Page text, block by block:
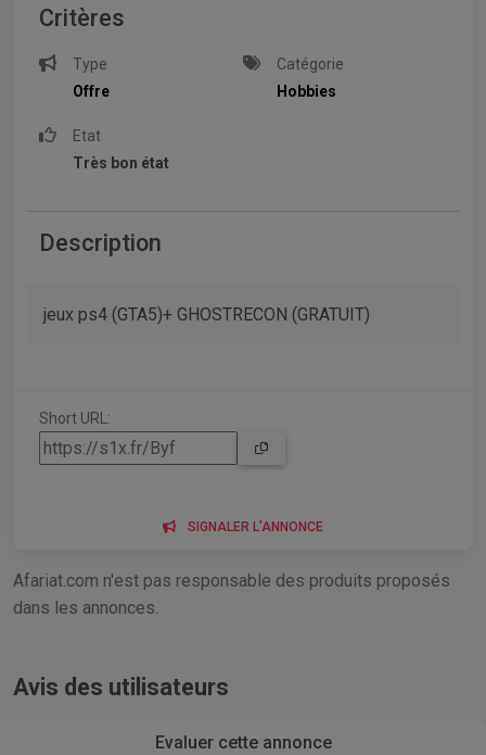
Critères
Type
Offre
Catégorie
Hobbies
Etat
Très bon état
Description
jeux ps4 (GTA5)+ GHOSTRECON (GRATUIT)
Short URL:
SIGNALER L'ANNONCE
Afariat.com n'est pas responsable des produits proposés
dans les annonces.
Avis des utilisateurs
Evaluer cette annonce